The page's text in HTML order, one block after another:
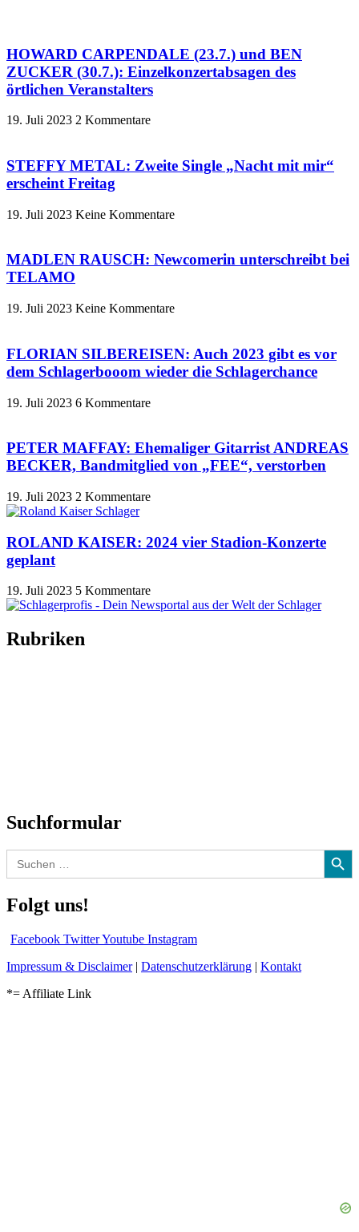
HOWARD CARPENDALE (23.7.) und BEN
ZUCKER (30.7.): Einzelkonzertabsagen des
örtlichen Veranstalters
19. Juli 2023 2 Kommentare
STEFFY METAL: Zweite Single „Nacht mit mir“
erscheint Freitag
19. Juli 2023 Keine Kommentare
MADLEN RAUSCH: Newcomerin unterschreibt bei
TELAMO
19. Juli 2023 Keine Kommentare
FLORIAN SILBEREISEN: Auch 2023 gibt es vor
dem Schlagerbooom wieder die Schlagerchance
19. Juli 2023 6 Kommentare
PETER MAFFAY: Ehemaliger Gitarrist ANDREAS
BECKER, Bandmitglied von „FEE“, verstorben
19. Juli 2023 2 Kommentare
ROLAND KAISER: 2024 vier Stadion-Konzerte
geplant
19. Juli 2023 5 Kommentare
Rubriken
Suchformular
Search
for:
Search Button
Folgt uns!
Facebook TwitterYoutube Instagram
Impressum & Disclaimer| Datenschutzerklärung | Kontakt
*= Affiliate Link